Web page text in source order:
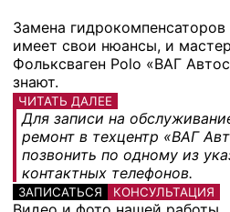
Замена
имеет свои нюансы, и
Фольксваген Polo «ВАГ
знают.
ЧИТАТЬ ДАЛЕЕ
Для записи на
ремонт в техцентр «ВАГ
позвонить по одному из
контактных телефонов.
ЗАПИСАТЬСЯ КОНСУЛЬТАЦИЯ